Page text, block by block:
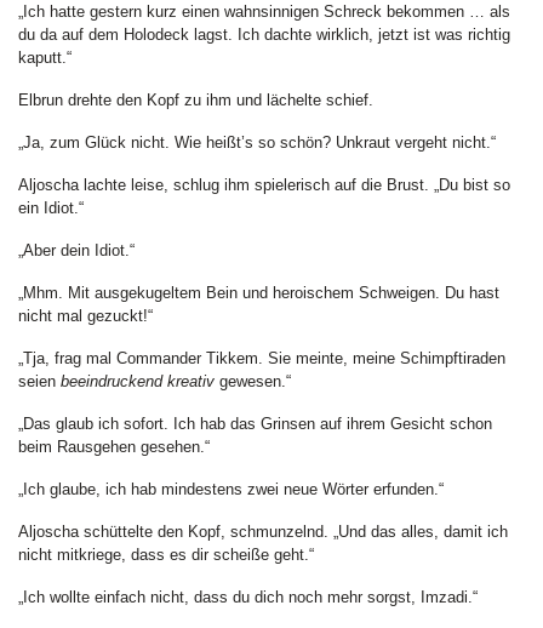
„Ich hatte gestern kurz einen wahnsinnigen Schreck bekommen … als
du da auf dem Holodeck lagst. Ich dachte wirklich, jetzt ist was richtig
kaputt.“
Elbrun drehte den Kopf zu ihm und lächelte schief.
„Ja, zum Glück nicht. Wie heißt’s so schön? Unkraut vergeht nicht.“
Aljoscha lachte leise, schlug ihm spielerisch auf die Brust. „Du bist so
ein Idiot.“
„Aber dein Idiot.“
„Mhm. Mit ausgekugeltem Bein und heroischem Schweigen. Du hast
nicht mal gezuckt!“
„Tja, frag mal Commander Tikkem. Sie meinte, meine Schimpftiraden
seien beeindruckend kreativ gewesen.“
„Das glaub ich sofort. Ich hab das Grinsen auf ihrem Gesicht schon
beim Rausgehen gesehen.“
„Ich glaube, ich hab mindestens zwei neue Wörter erfunden.“
Aljoscha schüttelte den Kopf, schmunzelnd. „Und das alles, damit ich
nicht mitkriege, dass es dir scheiße geht.“
„Ich wollte einfach nicht, dass du dich noch mehr sorgst, Imzadi.“